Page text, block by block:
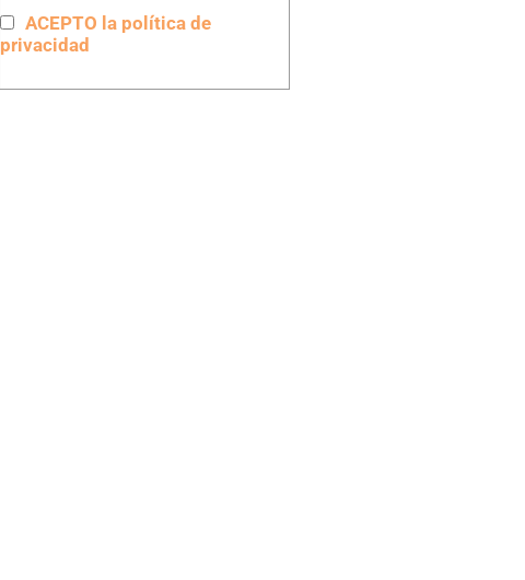
ACEPTO la política de
privacidad